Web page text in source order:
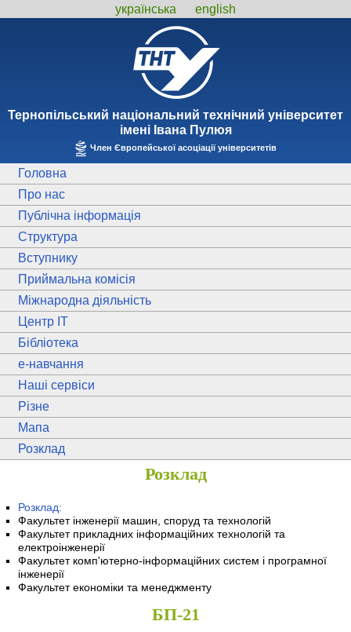
українська english
Тернопiльський національний технiчний унiверситет
iменi Iвана Пулюя
Член Європейської асоціації університетів
Головна
Про нас
Публічна інформація
Структура
Вступнику
Приймальна комісія
Міжнародна діяльність
Центр ІТ
Бібліотека
e-навчання
Наші сервіси
Різне
Мапа
Розклад
Розклад
Розклад:
Факультет інженерії машин, споруд та технологій
Факультет прикладних інформаційних технологій та
електроінженерії
Факультет комп'ютерно-інформаційних систем і програмної
інженерії
Факультет економіки та менеджменту
БП-21